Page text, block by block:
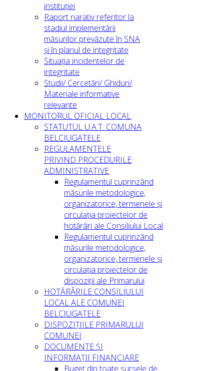
instituției
Raport narativ referitor la
stadiul implementării
măsurilor prevăzute în SNA
și în planul de integritate
Situația incidentelor de
integritate
Studii/ Cercetări/ Ghiduri/
Materiale informative
relevante
MONITORUL OFICIAL LOCAL
STATUTUL U.A.T. COMUNA
BELCIUGATELE
REGULAMENTELE
PRIVIND PROCEDURILE
ADMINISTRATIVE
Regulamentul cuprinzând
măsurile metodologice,
organizatorice, termenele și
circulația proiectelor de
hotărâri ale Consiliului Local
Regulamentul cuprinzând
măsurile metodologice,
organizatorice, termenele și
circulația proiectelor de
dispoziții ale Primarului
HOTĂRÂRILE CONSILIULUI
LOCAL ALE COMUNEI
BELCIUGATELE
DISPOZIȚIILE PRIMARULUI
COMUNEI
DOCUMENTE ȘI
INFORMAȚII FINANCIARE
Buget din toate sursele de